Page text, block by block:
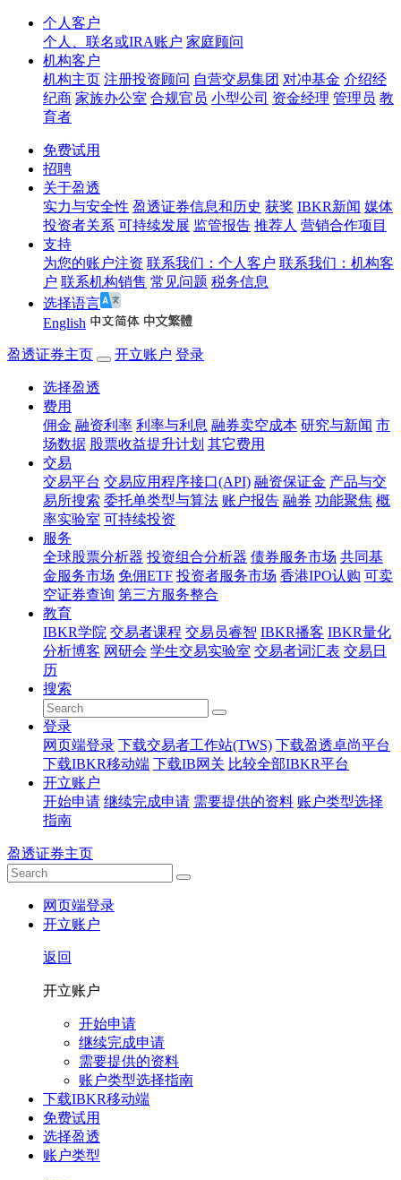
个人客户
个人、联名或IRA账户 家庭顾问
机构客户
机构主页 注册投资顾问 自营交易集团 对冲基金 介绍经
纪商 家族办公室 合规官员 小型公司 资金经理 管理员 教
育者
免费试用
招聘
关于盈透
实力与安全性 盈透证券信息和历史 获奖 IBKR新闻 媒体
投资者关系 可持续发展 监管报告 推荐人 营销合作项目
支持
为您的账户注资 联系我们：个人客户 联系我们：机构客
户 联系机构销售 常见问题 税务信息
选择语言
English
盈透证券主页 开立账户 登录
选择盈透
费用
佣金 融资利率 利率与利息 融券卖空成本 研究与新闻 市
场数据 股票收益提升计划 其它费用
交易
交易平台 交易应用程序接口(API) 融资保证金 产品与交
易所搜索 委托单类型与算法 账户报告 融券 功能聚焦 概
率实验室 可持续投资
服务
全球股票分析器 投资组合分析器 债券服务市场 共同基
金服务市场 免佣ETF 投资者服务市场 香港IPO认购 可卖
空证券查询 第三方服务整合
教育
IBKR学院 交易者课程 交易员睿智 IBKR播客 IBKR量化
分析博客 网研会 学生交易实验室 交易者词汇表 交易日
历
搜索
登录
网页端登录 下载交易者工作站(TWS) 下载盈透卓尚平台
下载IBKR移动端 下载IB网关 比较全部IBKR平台
开立账户
开始申请 继续完成申请 需要提供的资料 账户类型选择
指南
盈透证券主页
网页端登录
开立账户
返回
开立账户
开始申请
继续完成申请
需要提供的资料
账户类型选择指南
下载IBKR移动端
免费试用
选择盈透
账户类型